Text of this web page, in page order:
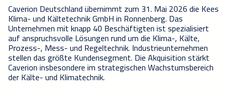
Caverion Deutschland übernimmt zum 31. Mai 2026 die Kees
Klima- und Kältetechnik GmbH in Ronnenberg. Das
Unternehmen mit knapp 40 Beschäftigten ist spezialisiert
auf anspruchsvolle Lösungen rund um die Klima-, Kälte,
Prozess-, Mess- und Regeltechnik. Industrieunternehmen
stellen das größte Kundensegment. Die Akquisition stärkt
Caverion insbesondere im strategischen Wachstumsbereich
der Kälte- und Klimatechnik.